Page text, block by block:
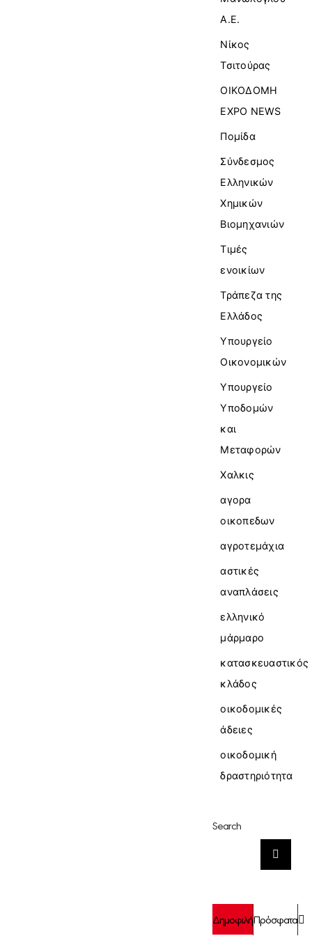
Α.Ε.
Νίκος
Τσιτούρας
ΟΙΚΟΔΟΜΗ
EXPO NEWS
Πομίδα
Σύνδεσμος
Ελληνικών
Χημικών
Βιομηχανιών
Τιμές
ενοικίων
Τράπεζα της
Ελλάδος
Υπουργείο
Οικονομικών
Υπουργείο
Υποδομών
και
Μεταφορών
Χαλκις
αγορα
οικοπεδων
αγροτεμάχια
αστικές
αναπλάσεις
ελληνικό
μάρμαρο
κατασκευαστικός
κλάδος
οικοδομικές
άδειες
οικοδομική
δραστηριότητα
Search
Αναζήτηση
ΔημοφιλήΠρόσφατα